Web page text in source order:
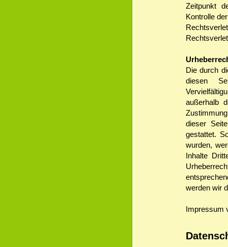
Zeitpunkt
Kontrolle
Die durch
diesen
außerhalb
dieser
gestattet.
wurden,
Inhalte
werden wir
Impressum